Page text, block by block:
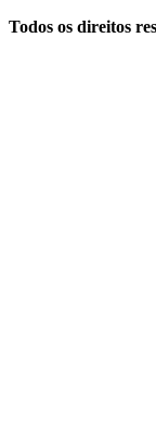
Todos os direitos